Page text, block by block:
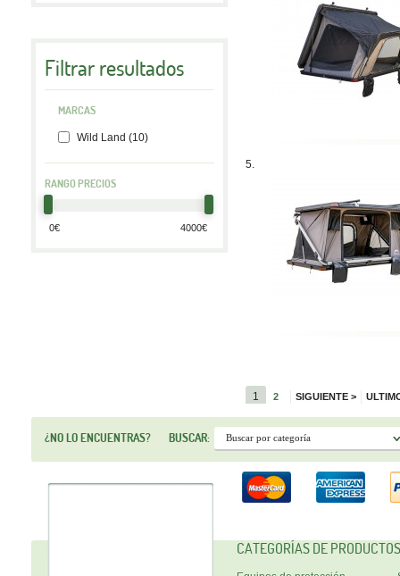
Filtrar resultados
MARCAS
Wild Land (10)
RANGO PRECIOS
5.
1 2 SIGUIENTE >
¿NO LO ENCUENTRAS? BUSCAR:
CATEGORÍAS DE PRODUCTOS